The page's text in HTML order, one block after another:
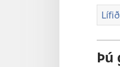
Þú